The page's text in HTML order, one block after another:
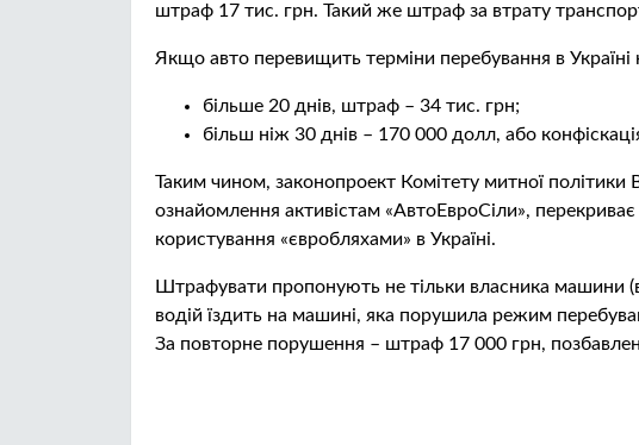
штраф 17 тис. грн. Такий же штраф за втрату
Якщо авто перевищить терміни перебування в Україні
більше 20 днів, штраф – 34 тис. грн;
більш ніж 30 днів – 170 000 долл, або
Таким чином, законопроект Комітету митної
ознайомлення активістам «АвтоЕвроСіли»,
користування «євробляхами» в Україні.
Штрафувати пропонують не тільки власника машини
водій їздить на машині, яка порушила режим
За повторне порушення – штраф 17 000 грн,